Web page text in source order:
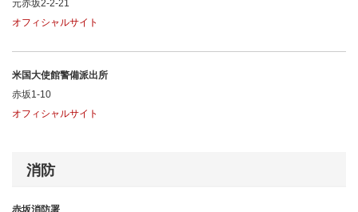
元赤坂2-2-21
オフィシャルサイト
米国大使館警備派出所
赤坂1-10
オフィシャルサイト
消防
赤坂消防署